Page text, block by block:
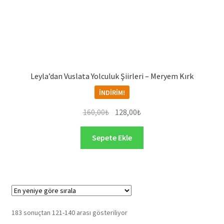
Leyla’dan Vuslata Yolculuk Şiirleri – Meryem Kırk
İNDIRIM!
160,00₺ Orijinal
fiyat:
160,00₺.
128,00₺Şu
andaki
128,00₺.
Sepete Ekle
183 sonuçtan 121-140 arası gösteriliyorEn